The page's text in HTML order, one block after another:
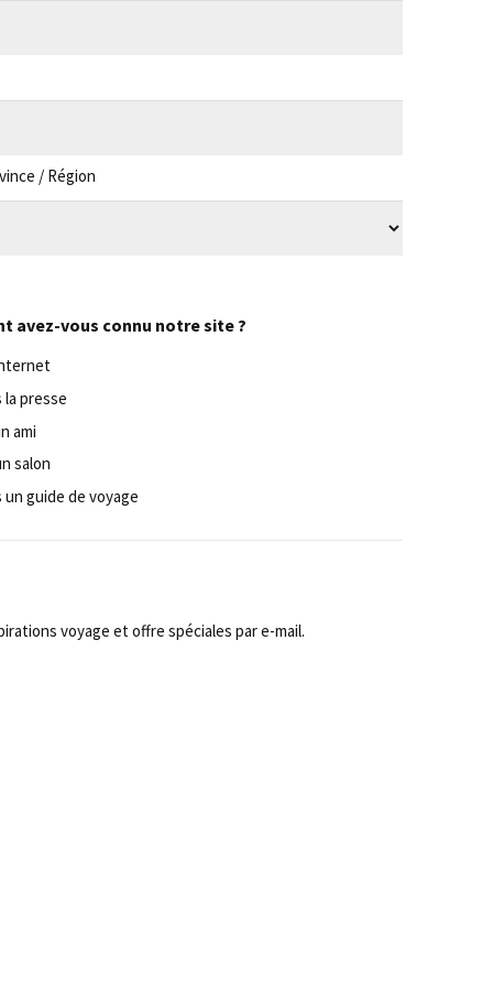
/ Région
avez-vous connu notre site ?
la presse
ami
salon
un guide de voyage
voyage et offre spéciales par e-mail.